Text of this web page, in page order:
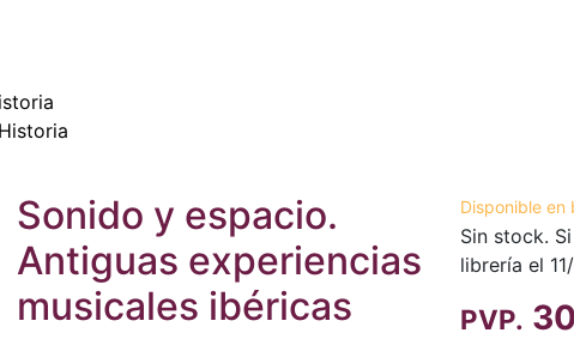
Sonido y espacio.
Antiguas experiencias
musicales ibéricas
Disponible en
Sin stock.
librería el
PVP.